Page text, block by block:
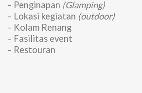
– Penginapan (Glamping)
– Lokasi kegiatan (outdoor)
– Kolam Renang
– Fasilitas event
– Restouran